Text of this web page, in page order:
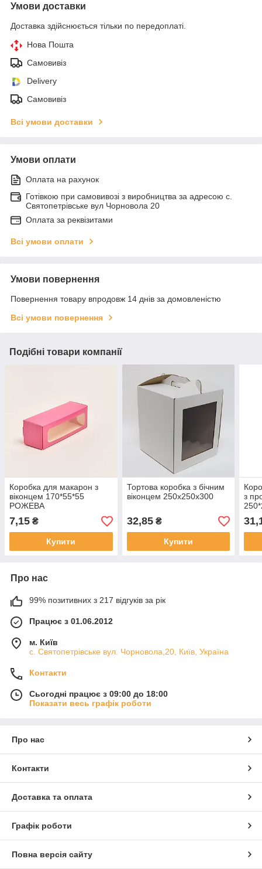
Умови доставки
Доставка здійснюється тільки по передоплаті.
Нова Пошта
Самовивіз
Delivery
Самовивіз
Всі умови доставки
Умови оплати
Оплата на рахунок
Готівкою при самовивозі з виробництва за адресою с.
Святопетрівське вул Чорновола 20
Оплата за реквізитами
Всі умови оплати
Умови повернення
Повернення товару впродовж 14 днів за домовленістю
Всі умови повернення
Подібні товари компанії
Коробка для макарон з
віконцем 170*55*55
РОЖЕВА
7,15 ₴
Купити
Тортова коробка з бічним
віконцем 250х250х300
32,85₴
Купити
з
Про нас
99% позитивних з 217 відгуків за рік
Працює з 01.06.2012
м. Київ
с. Святопетрівське вул. Чорновола,20, Київ, Україна
Контакти
Сьогодні працює з 09:00 до 18:00
Показати весь графік роботи
Про нас
Контакти
Доставка та оплата
Графік роботи
Повна версія сайту